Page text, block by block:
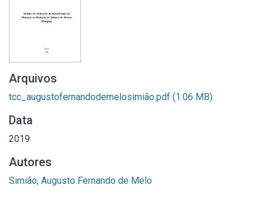
Arquivos
tcc_augustofernandodemelosimião.pdf (1.06 MB)
Data
2019
Autores
Simião, Augusto Fernando de Melo